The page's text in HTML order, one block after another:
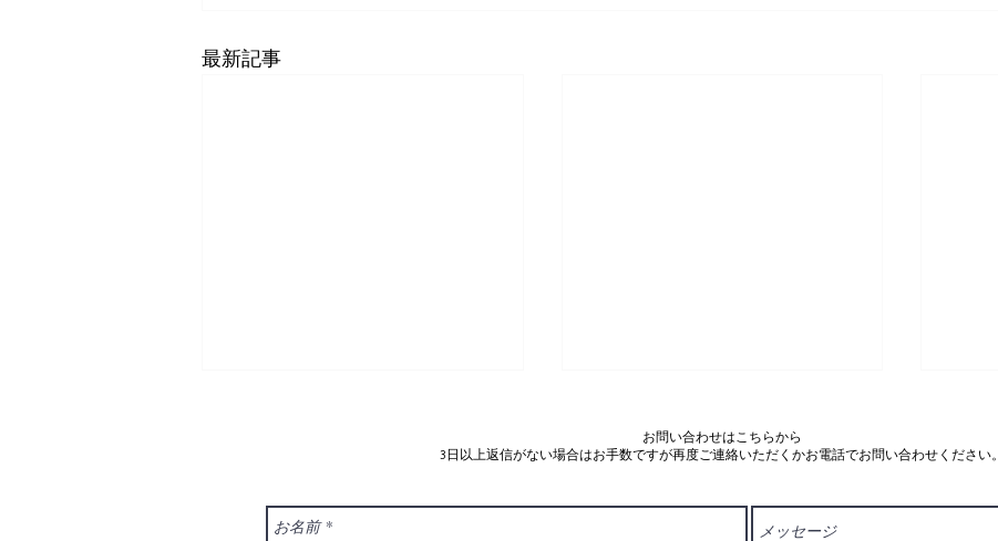
最新記事
お問い合わせはこちらから
3日以上返信がない場合はお手数ですが再度ご連絡いただくかお電話でお問い合わせください。